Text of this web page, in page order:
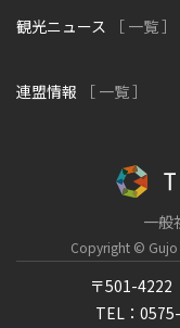
観光ニュース ［ 一覧 ］
連盟情報 ［ 一覧 ］
一般
Copyright © Gujo
〒501-
TEL：